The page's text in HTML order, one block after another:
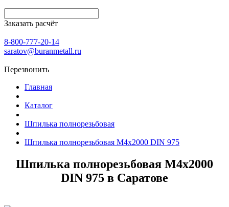
Заказать расчёт
8-800-777-20-14
saratov@buranmetall.ru
Перезвонить
Главная
Каталог
Шпилька полнорезьбовая
Шпилька полнорезьбовая М4x2000 DIN 975
Шпилька полнорезьбовая М4x2000
DIN 975 в Саратове